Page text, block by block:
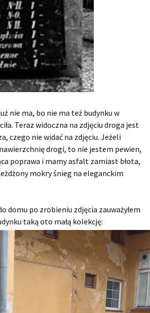
nie ma, bo nie ma też budynku w
Teraz widoczna na zdjęciu droga jest
czego nie widać na zdjęciu. Jeżeli
drogi, to nie jestem pewien,
poprawa i mamy asfalt zamiast błota,
mokry śnieg na eleganckim
domu po zrobieniu zdjęcia zauważyłem
taką oto małą kolekcję: